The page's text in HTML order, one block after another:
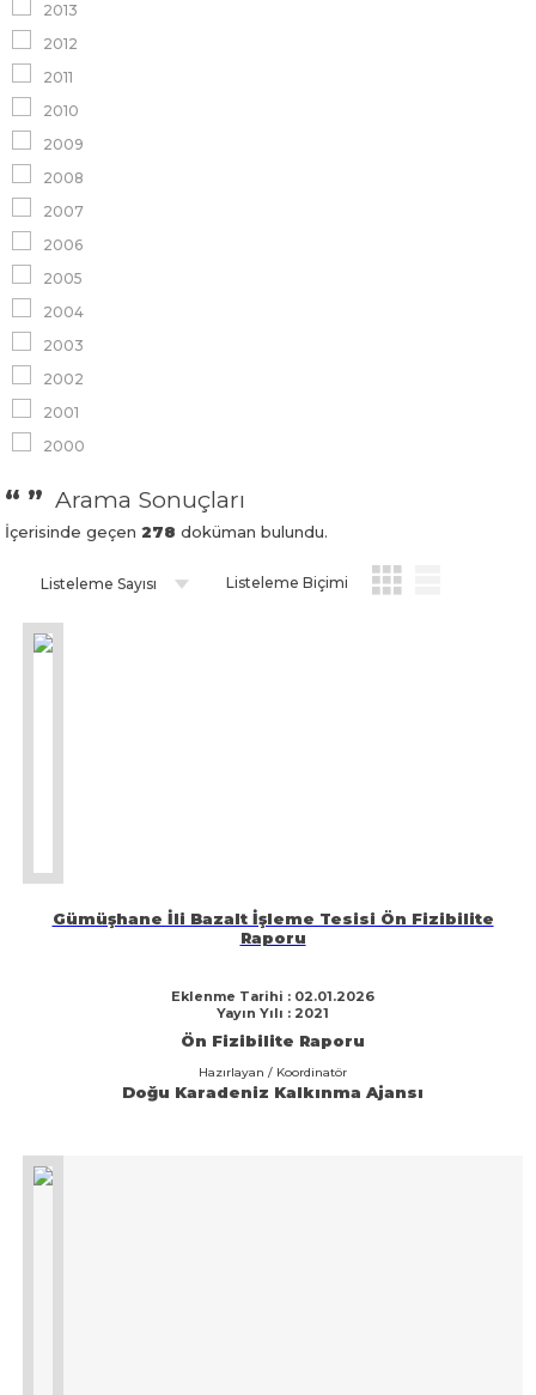
2013
2012
2011
2010
2009
2008
2007
2006
2005
2004
2003
2002
2001
2000
“ ” Arama Sonuçları
İçerisinde geçen 278 doküman bulundu.
Listeleme Sayısı Listeleme Biçimi
Gümüşhane İli Bazalt İşleme Tesisi Ön Fizibilite
Raporu
Eklenme Tarihi : 02.01.2026
Yayın Yılı : 2021
Ön Fizibilite Raporu
Hazırlayan / Koordinatör
Doğu Karadeniz Kalkınma Ajansı